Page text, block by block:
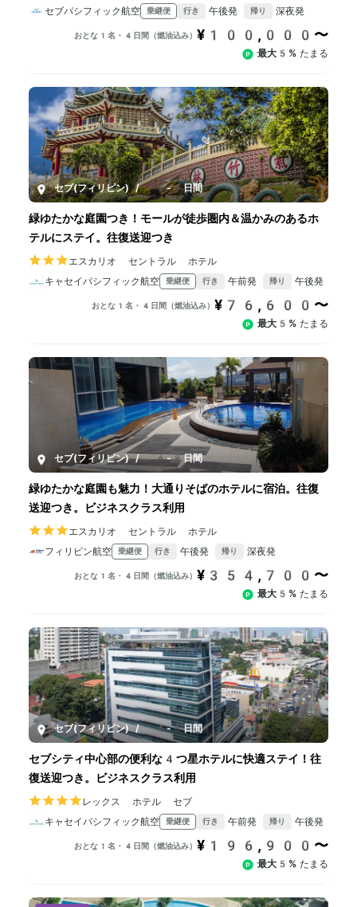
セブパシフィック航空
乗継便 行き 午後発 帰り 深夜発
おとな1名・4日間（燃油込み） ¥100,000〜
最大5% たまる
セブ(フィリピン) / 4-6日間
緑ゆたかな庭園つき！モールが徒歩圏内＆温かみのあるホ
テルにステイ。往復送迎つき
エスカリオ セントラル ホテル
キャセイパシフィック航空
乗継便 行き 午前発 帰り 午後発
おとな1名・4日間（燃油込み） ¥76,600〜
最大5% たまる
セブ(フィリピン) / 4-8日間
緑ゆたかな庭園も魅力！大通りそばのホテルに宿泊。往復
送迎つき。ビジネスクラス利用
エスカリオ セントラル ホテル
フィリピン航空
乗継便 行き 午後発 帰り 深夜発
おとな1名・4日間（燃油込み） ¥354,700〜
最大5% たまる
セブ(フィリピン) / 4-6日間
セブシティ中心部の便利な4つ星ホテルに快適ステイ！往
復送迎つき。ビジネスクラス利用
レックス ホテル セブ
キャセイパシフィック航空
乗継便 行き 午前発 帰り 午後発
おとな1名・4日間（燃油込み） ¥196,900〜
最大5% たまる